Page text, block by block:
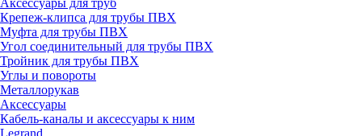
Аксессуары для труб
Крепеж-клипса для трубы ПВХ
Муфта для трубы ПВХ
Угол соединительный для трубы ПВХ
Тройник для трубы ПВХ
Углы и повороты
Металлорукав
Аксессуары
Кабель-каналы и аксессуары к ним
Legrand